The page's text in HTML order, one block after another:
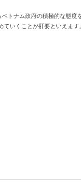
トナム政府の積極的な態度
いくことが肝要といえます。